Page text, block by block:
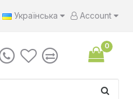
Українська Account
0